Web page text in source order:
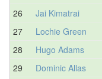
26
Jai Kimatrai
27
Lochie Green
28
Hugo Adams
29
Dominic Allas